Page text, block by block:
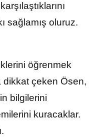
sağlamış oluruz.
öğrenmek
çeken Ösen,
bilgilerini
kuracaklar.